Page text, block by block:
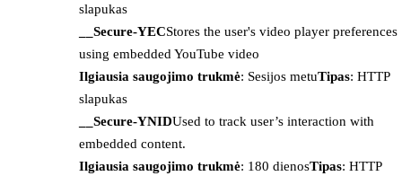
slapukas
__Secure-YECStores the user's video player preferences
using embedded YouTube video
Ilgiausia saugojimo trukmė: Sesijos metuTipas: HTTP
slapukas
__Secure-YNIDUsed to track user’s interaction with
embedded content.
Ilgiausia saugojimo trukmė: 180 dienosTipas: HTTP